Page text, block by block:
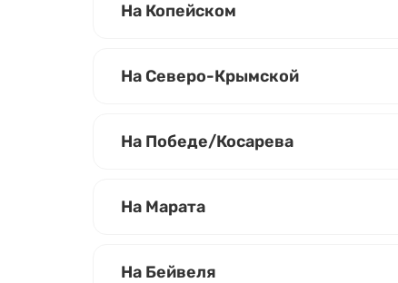
На Копейском
На Северо-Крымской
На Победе/Косарева
На Марата
На Бейвеля